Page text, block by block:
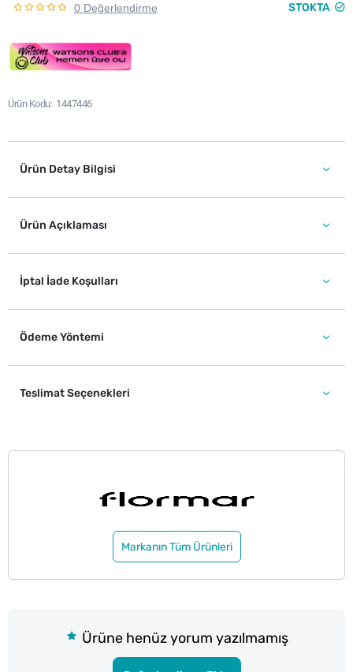
0 Değerlendirme STOKTA
Ürün Kodu 1447446
Ürün Detay Bilgisi
Ürün Açıklaması
İptal İade Koşulları
Ödeme Yöntemi
Teslimat Seçenekleri
Markanın Tüm Ürünleri
Ürüne henüz yorum yazılmamış